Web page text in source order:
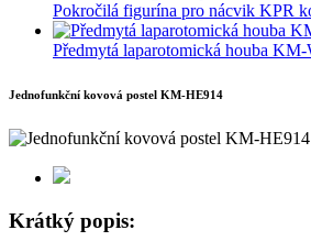
Pokročilá figurína pro nácvik KPR
Předmytá laparotomická houba
Jednofunkční kovová postel KM-HE914
Krátký popis: